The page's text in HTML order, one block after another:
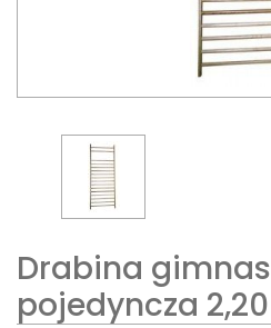
Drabina
pojedyncza